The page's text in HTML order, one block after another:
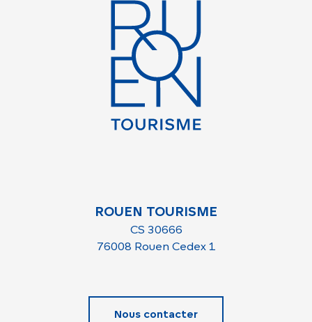
ROUEN TOURISME
CS 30666
76008 Rouen Cedex 1
Nous contacter